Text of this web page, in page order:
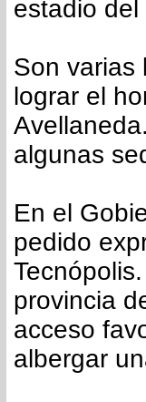
estadio del
Son varias
lograr el
algunas
En el
pedido
provincia
acceso
albergar